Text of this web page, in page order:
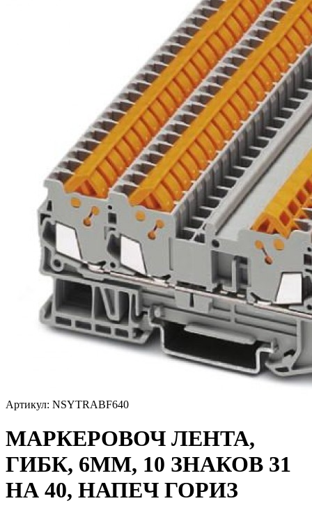
Артикул: NSYTRABF640
МАРКЕРОВОЧ ЛЕНТА,
ГИБК, 6ММ, 10 ЗНАКОВ 31
НА 40, НАПЕЧ ГОРИЗ